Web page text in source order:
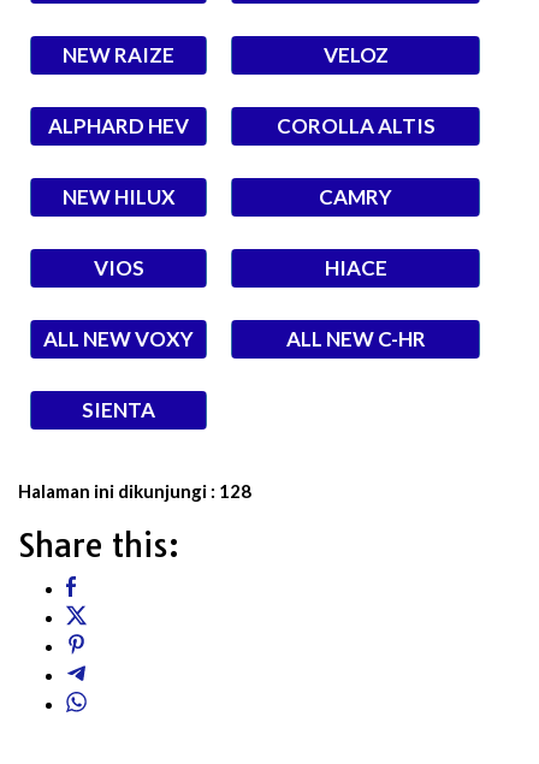
NEW RAIZE VELOZ
ALPHARD HEV COROLLA ALTIS
NEW HILUX CAMRY
VIOS HIACE
ALL NEW VOXY ALL NEW C-HR
SIENTA
Halaman ini dikunjungi : 128
Share this: